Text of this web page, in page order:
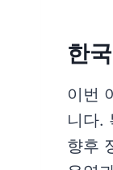
한
이번
니다.
향후